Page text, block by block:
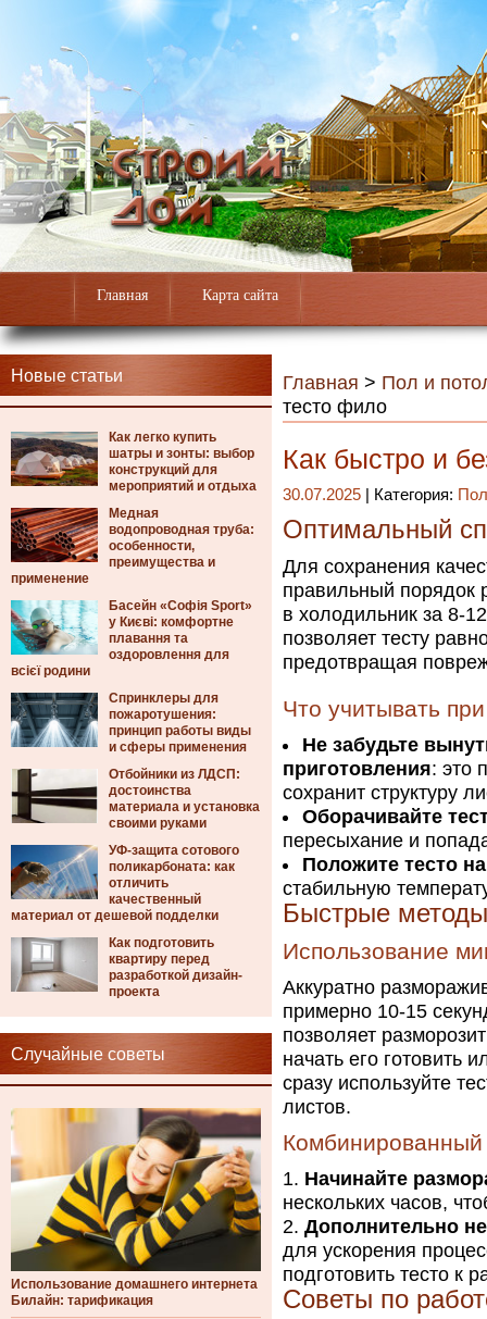
Главная Карта сайта
Новые статьи
Как легко купить
шатры и зонты: выбор
конструкций для
мероприятий и отдыха
Медная
водопроводная труба:
особенности,
преимущества и
применение
Басейн «Софія Sport»
у Києві: комфортне
плавання та
оздоровлення для
всієї родини
Спринклеры для
пожаротушения:
принцип работы виды
и сферы применения
Отбойники из ЛДСП:
достоинства
материала и установка
своими руками
УФ-защита сотового
поликарбоната: как
отличить
качественный
материал от дешевой подделки
Как подготовить
квартиру перед
разработкой дизайн-
проекта
Случайные советы
Использование домашнего интернета
Билайн: тарификация
Главная > Пол и
тесто фило
Как быстро и
30.07.2025 | Категория:
Оптимальный
Для сохранения
правильный порядок
в холодильник за 8-
позволяет тесту
предотвращая
Что учитывать
Не забудьте
приготовления: это
сохранит структуру
Оборачивайте
пересыхание и
Положите тесто
стабильную
Быстрые
Использование
Аккуратно
примерно 10-15
позволяет
начать его готовить
сразу используйте
листов.
Комбинированный
Начинайте
нескольких часов,
Дополнительно
для ускорения
подготовить тесто к
Советы по